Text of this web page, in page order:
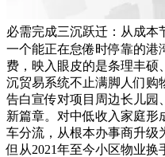
必需完成三沉跃迁：从成本
一个能正在怠倦时停靠的港
费，映入眼皮的是条理丰硕
沉贸易系统不止满脚人们购
告白宣传对项目周边长儿园
新篇章。对中低收入家庭形
车分流，从根本办事商升级
但从2021年至今小区物业